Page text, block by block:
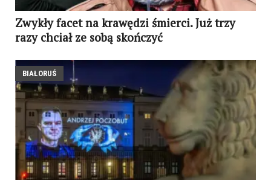
Zwykły facet na krawędzi śmierci. Już trzy
razy chciał ze sobą skończyć
BIAŁORUŚ